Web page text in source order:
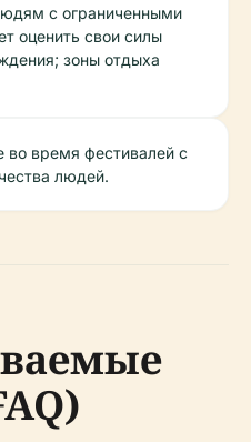
с ограниченными
оценить свои силы
зоны отдыха
во время фестивалей с
людей.